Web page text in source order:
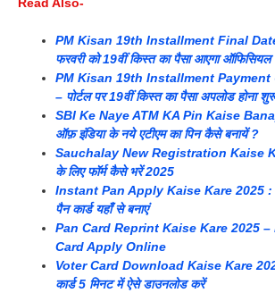
Read Also-
PM Kisan 19th Installment Final
फरवरी को 19वीं किस्त का पैसा आएगा ऑफिसियल
PM Kisan 19th Installment Payment
– पोर्टल पर 19वीं किस्त का पैसा अपलोड होना
SBI Ke Naye ATM KA Pin Kaise
ऑफ़ इंडिया के नये एटीएम का पिन कैसे बनायें ?
Sauchalay New Registration Kaise
के लिए फॉर्म कैसे भरें 2025
Instant Pan Apply Kaise Kare 2025 :
पैन कार्ड यहाँ से बनाएं
Pan Card Reprint Kaise Kare 2025
Card Apply Online
Voter Card Download Kaise Kare
कार्ड 5 मिनट में ऐसे डाउनलोड करें